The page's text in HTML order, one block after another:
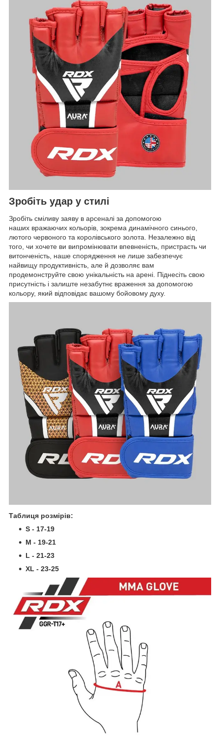
Зробіть удар у стилі
Зробіть сміливу заяву в арсеналі за допомогою
наших вражаючих кольорів, зокрема динамічного синього,
лютого червоного та королівського золота. Незалежно від
того, чи хочете ви випромінювати впевненість, пристрасть чи
витонченість, наше спорядження не лише забезпечує
найвищу продуктивність, але й дозволяє вам
продемонструйте свою унікальність на арені. Піднесіть свою
присутність і залиште незабутнє враження за допомогою
кольору, який відповідає вашому бойовому духу.
Таблиця розмірів:
S - 17-19
M - 19-21
L - 21-23
XL - 23-25